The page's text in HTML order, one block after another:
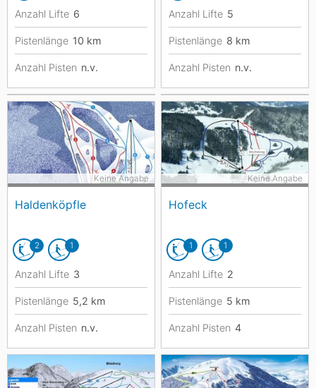
Anzahl Lifte 6
Pistenlänge 10 km
Anzahl Pisten n.v.
Anzahl Lifte 5
Pistenlänge 8 km
Anzahl Pisten n.v.
Haldenköpfle
Keine Angabe
2 1
Anzahl Lifte 3
Pistenlänge 5,2 km
Anzahl Pisten n.v.
Hofeck
Keine Angabe
1 1
Anzahl Lifte 2
Pistenlänge 5 km
Anzahl Pisten 4